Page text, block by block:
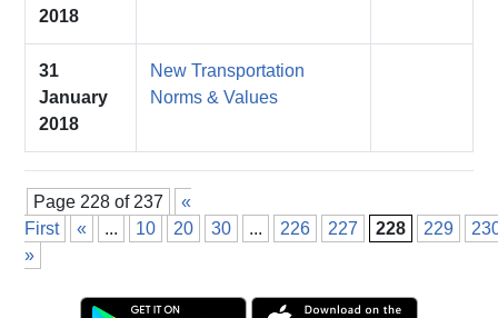
2018
31
January
2018
New Transportation
Norms & Values
Page 228 of 237
«
First
« ... 10 20 30 ... 226 227 228 229
»